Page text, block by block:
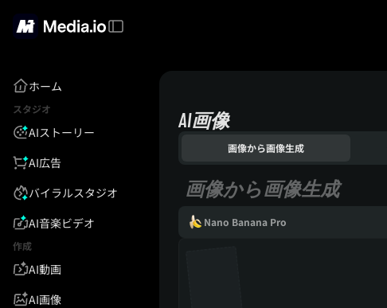
ホーム
スタジオ
AIストーリー
AI広告
バイラルスタジオ
AI音楽ビデオ
作成
AI動画
AI画像
AI画像
画像から画像生成
画像から画像生成
Nano Banana Pro